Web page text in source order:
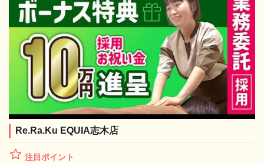
Re.Ra.Ku EQUIA志木店
注目ポイント